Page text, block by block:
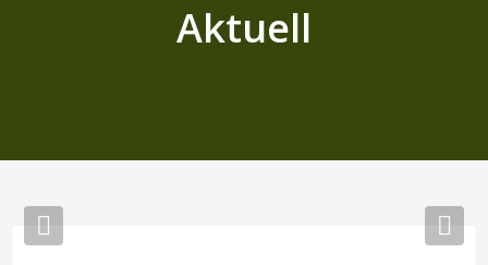
Aktuell
Previous